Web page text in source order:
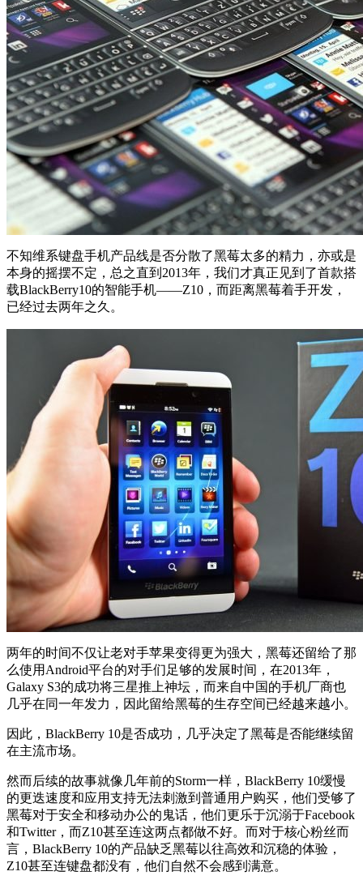
不知维系键盘手机产品线是否分散了黑莓太多的精力，亦或是
本身的摇摆不定，总之直到2013年，我们才真正见到了首款搭
载BlackBerry10的智能手机——Z10，而距离黑莓着手开发，
已经过去两年之久。
两年的时间不仅让老对手苹果变得更为强大，黑莓还留给了那
么使用Android平台的对手们足够的发展时间，在2013年，
Galaxy S3的成功将三星推上神坛，而来自中国的手机厂商也
几乎在同一年发力，因此留给黑莓的生存空间已经越来越小。
因此，BlackBerry 10是否成功，几乎决定了黑莓是否能继续留
在主流市场。
然而后续的故事就像几年前的Storm一样，BlackBerry 10缓慢
的更迭速度和应用支持无法刺激到普通用户购买，他们受够了
黑莓对于安全和移动办公的鬼话，他们更乐于沉溺于Facebook
和Twitter，而Z10甚至连这两点都做不好。而对于核心粉丝而
言，BlackBerry 10的产品缺乏黑莓以往高效和沉稳的体验，
Z10甚至连键盘都没有，他们自然不会感到满意。